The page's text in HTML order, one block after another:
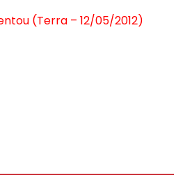
(Terra – 12/05/2012)